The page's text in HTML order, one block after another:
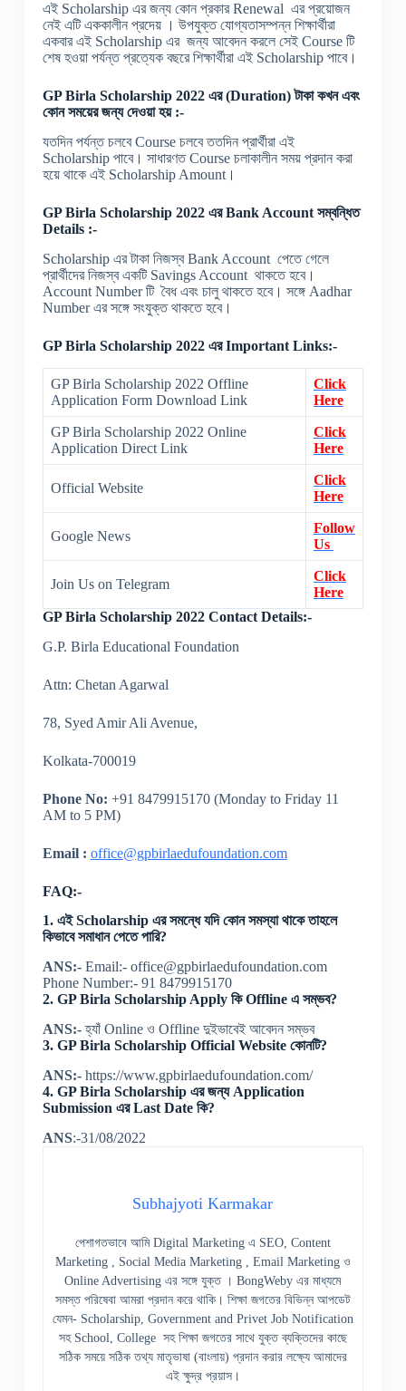
এই Scholarship এর জন্য কোন প্রকার Renewal এর প্রয়োজন
নেই এটি এককালীন প্রদেয় । উপযুক্ত যোগ্যতাসম্পন্ন শিক্ষার্থীরা
একবার এই Scholarship এর জন্য আবেদন করলে সেই Course টি
শেষ হওয়া পর্যন্ত প্রত্যেক বছরে শিক্ষার্থীরা এই Scholarship পাবে।
GP Birla Scholarship 2022 এর (Duration) টাকা কখন এবং
কোন সময়ের জন্য দেওয়া হয় :-
যতদিন পর্যন্ত চলবে Course চলবে ততদিন প্রার্থীরা এই
Scholarship পাবে। সাধারণত Course চলাকালীন সময় প্রদান করা
হয়ে থাকে এই Scholarship Amount।
GP Birla Scholarship 2022 এর Bank Account সম্বন্ধিত
Details :-
Scholarship এর টাকা নিজস্ব Bank Account পেতে গেলে
প্রার্থীদের নিজস্ব একটি Savings Account থাকতে হবে।
Account Number টি বৈধ এবং চালু থাকতে হবে। সঙ্গে Aadhar
Number এর সঙ্গে সংযুক্ত থাকতে হবে।
GP Birla Scholarship 2022 এর Important Links:-
GP Birla Scholarship 2022 Offline
Application Form Download Link
Click
Here
GP Birla Scholarship 2022 Online
Application Direct Link
Click
Here
Official Website
Click
Here
Google News
Follow
Us
Join Us on Telegram
Click
Here
GP Birla Scholarship 2022 Contact Details:-
G.P. Birla Educational Foundation
Attn: Chetan Agarwal
78, Syed Amir Ali Avenue,
Kolkata-700019
Phone No: +91 8479915170 (Monday to Friday 11
AM to 5 PM)
Email : office@gpbirlaedufoundation.com
FAQ:-
1. এই Scholarship এর সমন্ধে যদি কোন সমস্যা থাকে তাহলে
কিভাবে সমাধান পেতে পারি?
ANS:-Email:- office@gpbirlaedufoundation.com
Phone Number:- 91 8479915170
2. GP Birla Scholarship Apply কি Offline এ সম্ভব?
ANS:-হ্যাঁ Online ও Offline দুইভাবেই আবেদন সম্ভব
3. GP Birla Scholarship Official Website কোনটি?
ANS:-https://www.gpbirlaedufoundation.com/
4. GP Birla Scholarship এর জন্য Application
Submission এর Last Date কি?
ANS:-31/08/2022
Subhajyoti Karmakar
পেশাগতভাবে আমি Digital Marketing এ SEO, Content
Marketing , Social Media Marketing , Email Marketing ও
Online Advertising এর সঙ্গে যুক্ত । BongWeby এর মাধ্যমে
সমস্ত পরিষেবা আমরা প্রদান করে থাকি। শিক্ষা জগতের বিভিন্ন আপডেট
যেমন- Scholarship, Government and Privet Job Notification
সহ School, College সহ শিক্ষা জগতের সাথে যুক্ত ব্যক্তিদের কাছে
সঠিক সময়ে সঠিক তথ্য মাতৃভাষা (বাংলায়) প্রদান করার লক্ষ্যে আমাদের
এই ক্ষুদ্র প্রয়াস।